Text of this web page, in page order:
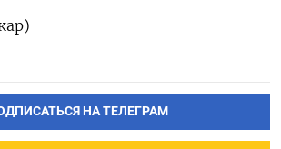
НА ТЕЛЕГРАМ